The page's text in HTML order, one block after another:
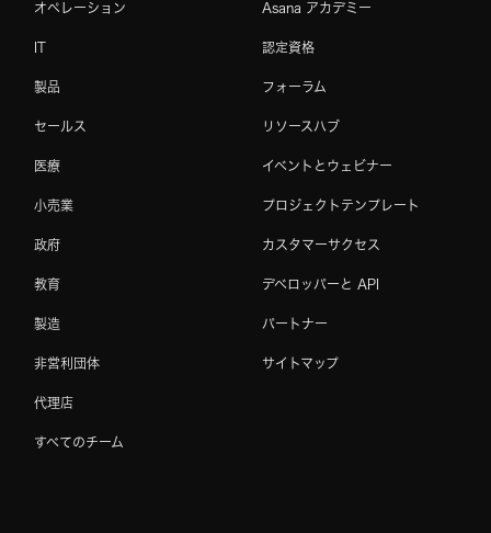
オペレーション
製品
セールス
医療
小売業
政府
教育
製造
非営利団体
代理店
すべてのチーム
Asana アカデミー
認定資格
フォーラム
リソースハブ
イベントとウェビナー
プロジェクトテンプレート
カスタマーサクセス
デベロッパーと API
パートナー
サイトマップ